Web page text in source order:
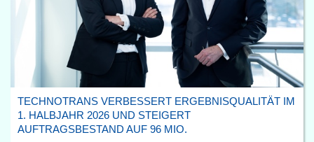
TECHNOTRANS VERBESSERT ERGEBNISQUALITÄT IM
1. HALBJAHR 2026 UND STEIGERT
AUFTRAGSBESTAND AUF 96 MIO.